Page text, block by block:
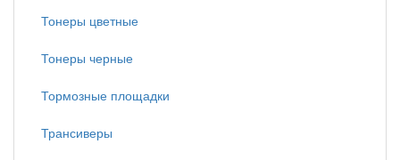
Тонеры цветные
Тонеры черные
Тормозные площадки
Трансиверы